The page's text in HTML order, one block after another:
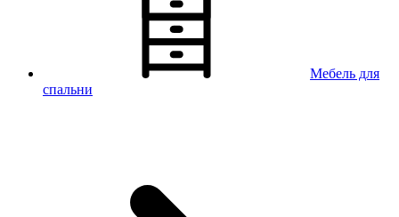
Мебель для
спальни